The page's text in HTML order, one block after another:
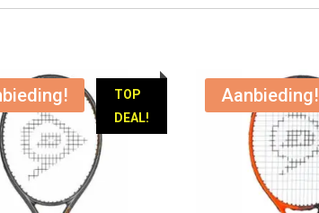
TOP
DEAL!
Aanbieding!